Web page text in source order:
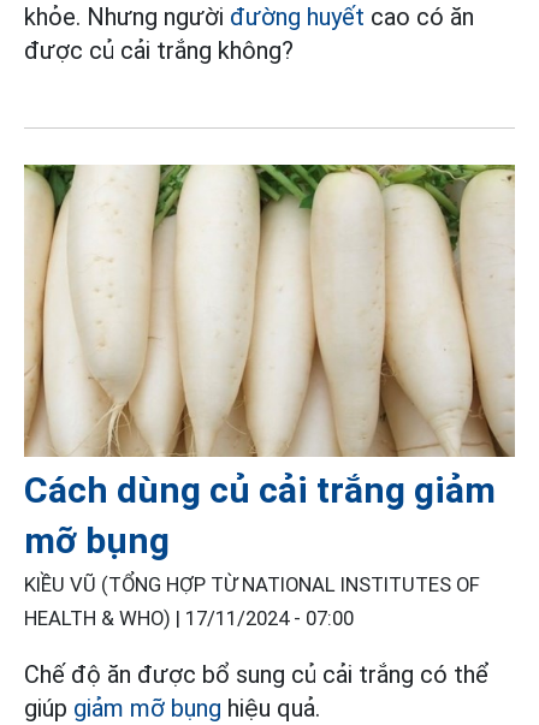
khỏe. Nhưng người đường huyết cao có ăn
được củ cải trắng không?
Cách dùng củ cải trắng giảm
mỡ bụng
KIỀU VŨ (TỔNG HỢP TỪ NATIONAL INSTITUTES OF
HEALTH & WHO) | 17/11/2024 - 07:00
Chế độ ăn được bổ sung củ cải trắng có thể
giúp giảm mỡ bụng hiệu quả.